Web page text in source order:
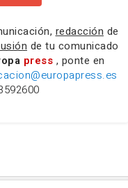
redacción de
de tu comunicado
press , ponte en